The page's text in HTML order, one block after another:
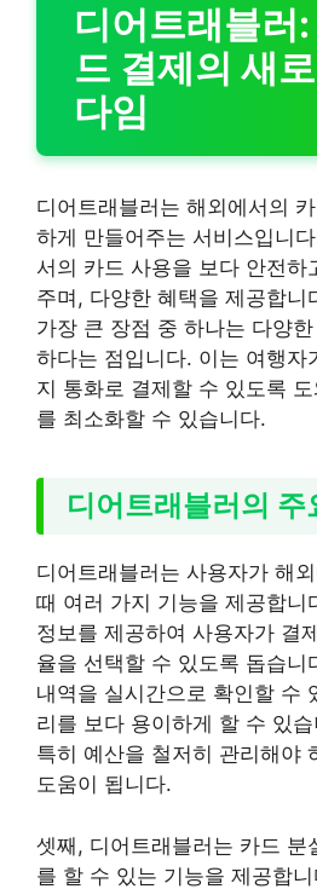
디어트래블러
드 결제의 새
다임
디어트래블러는 해외에서의
하게 만들어주는 서비스입니
서의 카드 사용을 보다 안전하
주며, 다양한 혜택을 제공합니
가장 큰 장점 중 하나는 다양
하다는 점입니다. 이는 여행자
지 통화로 결제할 수 있도록
를 최소화할 수 있습니다.
디어트래블러의 주
디어트래블러는 사용자가 해
때 여러 가지 기능을 제공합니
정보를 제공하여 사용자가 결
율을 선택할 수 있도록 돕습니
내역을 실시간으로 확인할 수
리를 보다 용이하게 할 수 있
특히 예산을 철저히 관리해야
도움이 됩니다.
셋째, 디어트래블러는 카드 분
를 할 수 있는 기능을 제공합